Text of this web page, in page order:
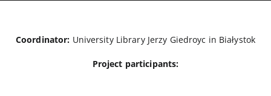
Coordinator: University Library Jerzy Giedroyc in Białystok
Project participants: